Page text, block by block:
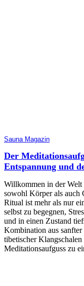
Sauna Magazin
Der
Entspannung und
Willkommen in der Welt
sowohl Körper als auch
Ritual ist mehr als nur
selbst zu begegnen,
und in einen Zustand
Kombination aus
tibetischer
Meditationsaufguss zu